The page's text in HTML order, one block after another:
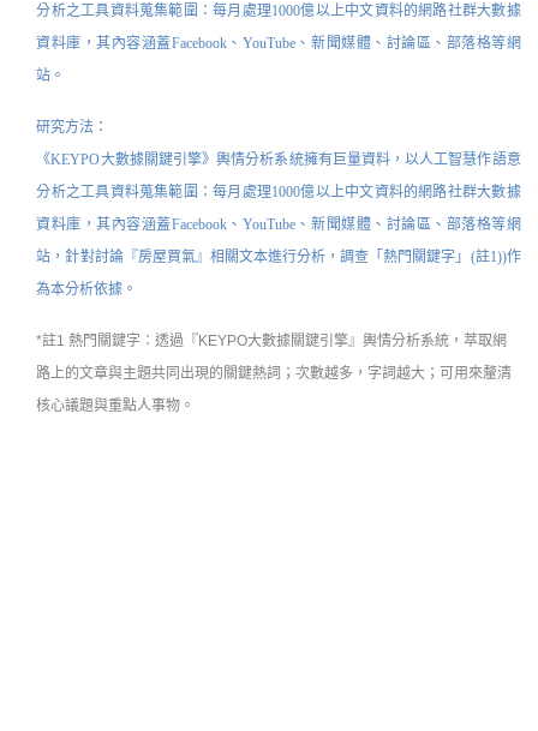
分析之工具資料蒐集範圍：每月處理1000億以上中文資料的網路社群大數據
資料庫，其內容涵蓋Facebook、YouTube、新聞媒體、討論區、部落格等網
站。
研究方法：
《KEYPO大數據關鍵引擎》輿情分析系統擁有巨量資料，以人工智慧作語意
分析之工具資料蒐集範圍：每月處理1000億以上中文資料的網路社群大數據
資料庫，其內容涵蓋Facebook、YouTube、新聞媒體、討論區、部落格等網
站， 針對討論『房屋買氣』相關文本進行分析，調查「熱門關鍵字」(註1))作
為本分析依據。
*註1 熱門關鍵字：透過『KEYPO大數據關鍵引擎』輿情分析系統 ，萃取網
路上的文章與主題共同出現的關鍵熱詞；次數越多，字詞越大；可用來釐清
核心議題與重點人事物。